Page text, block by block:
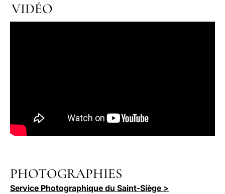
VIDÉO
PHOTOGRAPHIES
Service Photographique du Saint-Siège >